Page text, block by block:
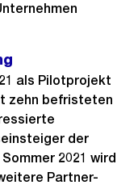
als Pilotprojekt
zehn befristeten
der
2021 wird
Partner-